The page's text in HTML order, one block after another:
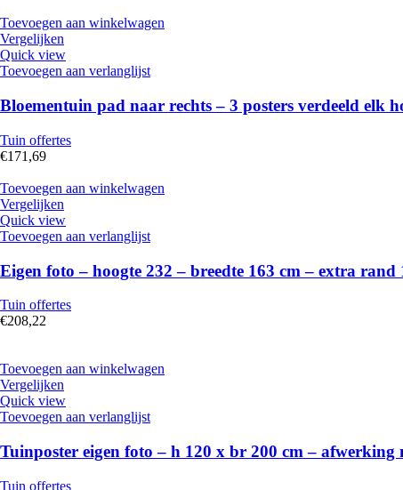
Toevoegen aan winkelwagen
Vergelijken
Quick view
Toevoegen aan verlanglijst
Bloementuin pad naar rechts – 3 posters verdeeld elk
Tuin offertes
€171,69
Toevoegen aan winkelwagen
Vergelijken
Quick view
Toevoegen aan verlanglijst
Eigen foto – hoogte 232 – breedte 163 cm – extra rand
Tuin offertes
€208,22
Toevoegen aan winkelwagen
Vergelijken
Quick view
Toevoegen aan verlanglijst
Tuinposter eigen foto – h 120 x br 200 cm – afwerking
Tuin offertes